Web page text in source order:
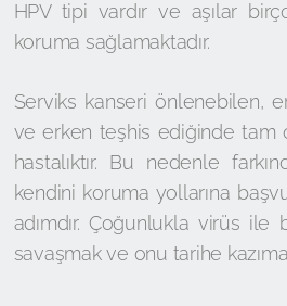
HPV tipi vardır ve aşılar
koruma sağlamaktadır.
Serviks kanseri önlenebilen,
ve erken teşhis ediğinde tam
hastalıktır. Bu nedenle
kendini koruma yollarına
adımdır. Çoğunlukla virüs ile
savaşmak ve onu tarihe